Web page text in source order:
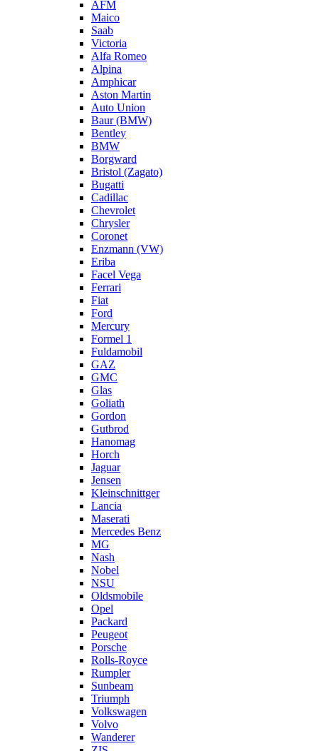
AFM
Maico
Saab
Victoria
Alfa Romeo
Alpina
Amphicar
Aston Martin
Auto Union
Baur (BMW)
Bentley
BMW
Borgward
Bristol (Zagato)
Bugatti
Cadillac
Chevrolet
Chrysler
Coronet
Enzmann (VW)
Eriba
Facel Vega
Ferrari
Fiat
Ford
Mercury
Formel 1
Fuldamobil
GAZ
GMC
Glas
Goliath
Gordon
Gutbrod
Hanomag
Horch
Jaguar
Jensen
Kleinschnittger
Lancia
Maserati
Mercedes Benz
MG
Nash
Nobel
NSU
Oldsmobile
Opel
Packard
Peugeot
Porsche
Rolls-Royce
Rumpler
Sunbeam
Triumph
Volkswagen
Volvo
Wanderer